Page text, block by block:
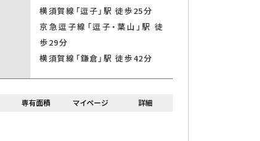
横須賀線「逗子」駅 徒歩25分
京急逗子線「逗子・葉山」駅 徒
歩29分
横須賀線「鎌倉」駅 徒歩42分
専有面積 マイページ 詳細